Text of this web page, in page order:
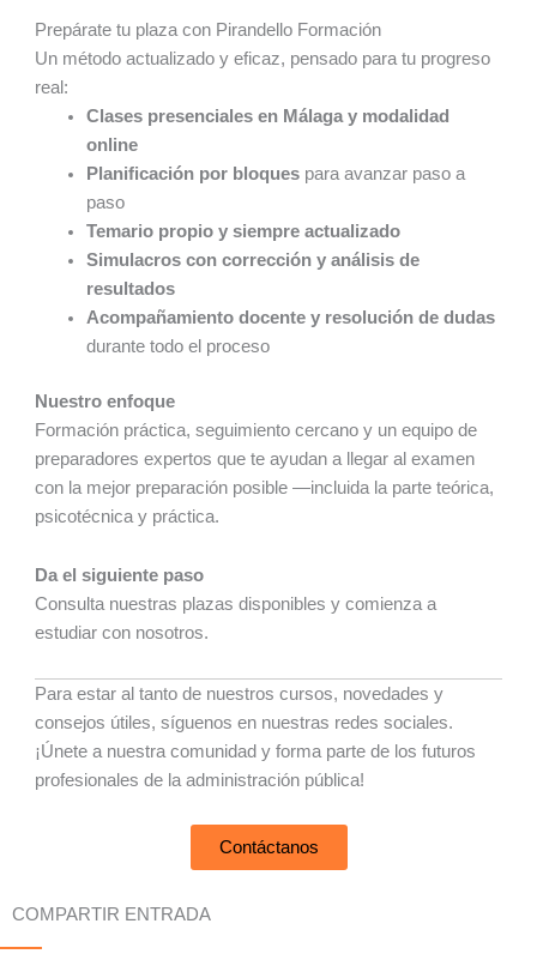
Prepárate tu plaza con Pirandello Formación
Un método actualizado y eficaz, pensado para tu progreso
real:
Clases presenciales en Málaga y modalidad
online
Planificación por bloques para avanzar paso a
paso
Temario propio y siempre actualizado
Simulacros con corrección y análisis de
resultados
Acompañamiento docente y resolución de dudas
durante todo el proceso
Nuestro enfoque
Formación práctica, seguimiento cercano y un equipo de
preparadores expertos que te ayudan a llegar al examen
con la mejor preparación posible —incluida la parte teórica,
psicotécnica y práctica.
Da el siguiente paso
Consulta nuestras plazas disponibles y comienza a
estudiar con nosotros.
Para estar al tanto de nuestros cursos, novedades y
consejos útiles, síguenos en nuestras redes sociales.
¡Únete a nuestra comunidad y forma parte de los futuros
profesionales de la administración pública!
Contáctanos
COMPARTIR ENTRADA